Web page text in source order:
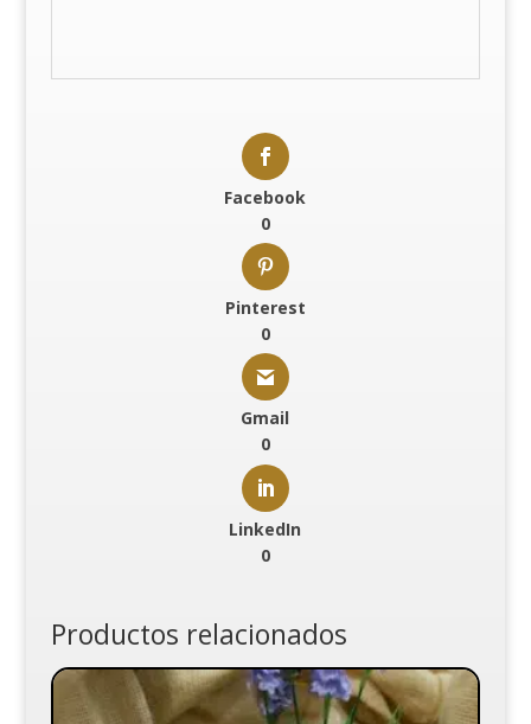
Facebook
0
Pinterest
0
Gmail
0
LinkedIn
0
Productos relacionados